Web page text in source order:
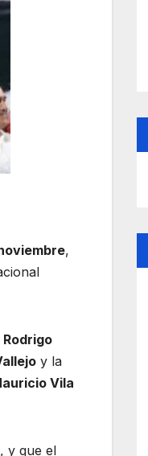
,
Rodrigo
y la
Vila
y que el